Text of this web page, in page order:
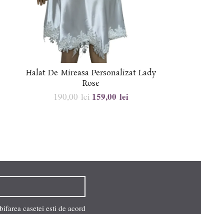
Halat De Mireasa Personalizat Lady
Rose
190,00lei 159,00 lei
casetei esti de acord